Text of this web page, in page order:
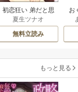
初恋狂い 弟だと思
ってた幼なじみに
激重感情を（※カ
ラダで）浴びせら
夏生ツナオ
無料立読み
お
もっと見る